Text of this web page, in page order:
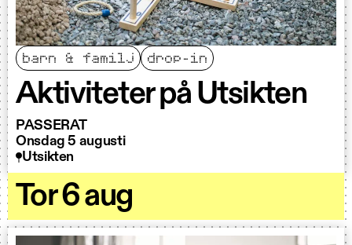
barn & familj drop-in
Aktiviteter på Utsikten
PASSERAT
Onsdag 5 augusti
Utsikten
Tor 6 aug